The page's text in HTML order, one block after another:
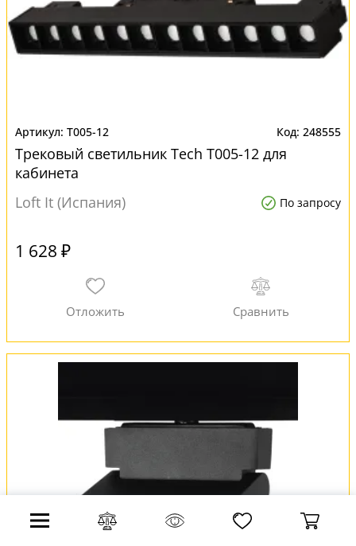
T005-12 248555
Трековый светильник Tech T005-12 для
кабинета
Loft It (Испания)
По запросу
1 628 ₽